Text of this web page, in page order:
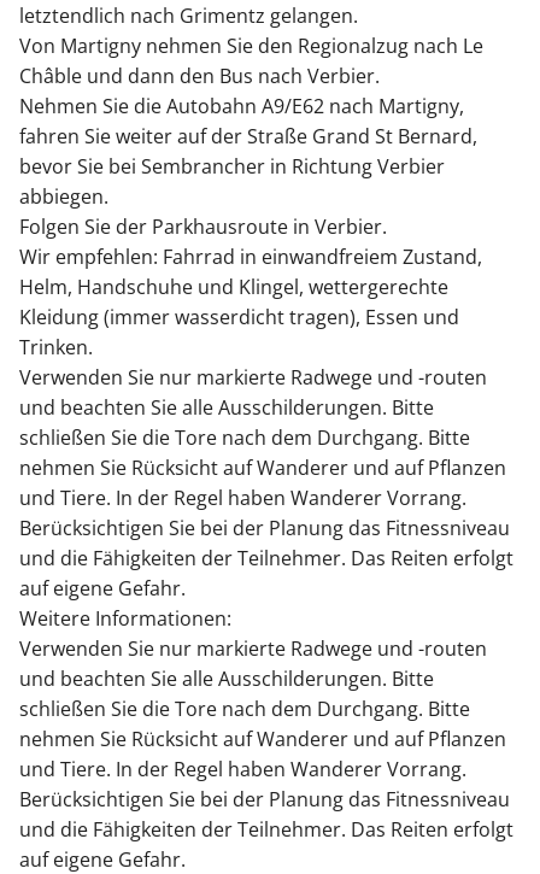
letztendlich nach Grimentz gelangen.
Von Martigny nehmen Sie den Regionalzug nach Le
Châble und dann den Bus nach Verbier.
Nehmen Sie die Autobahn A9/E62 nach Martigny,
fahren Sie weiter auf der Straße Grand St Bernard,
bevor Sie bei Sembrancher in Richtung Verbier
abbiegen.
Folgen Sie der Parkhausroute in Verbier.
Wir empfehlen: Fahrrad in einwandfreiem Zustand,
Helm, Handschuhe und Klingel, wettergerechte
Kleidung (immer wasserdicht tragen), Essen und
Trinken.
Verwenden Sie nur markierte Radwege und -routen
und beachten Sie alle Ausschilderungen. Bitte
schließen Sie die Tore nach dem Durchgang. Bitte
nehmen Sie Rücksicht auf Wanderer und auf Pflanzen
und Tiere. In der Regel haben Wanderer Vorrang.
Berücksichtigen Sie bei der Planung das Fitnessniveau
und die Fähigkeiten der Teilnehmer. Das Reiten erfolgt
auf eigene Gefahr.
Weitere Informationen:
Verwenden Sie nur markierte Radwege und -routen
und beachten Sie alle Ausschilderungen. Bitte
schließen Sie die Tore nach dem Durchgang. Bitte
nehmen Sie Rücksicht auf Wanderer und auf Pflanzen
und Tiere. In der Regel haben Wanderer Vorrang.
Berücksichtigen Sie bei der Planung das Fitnessniveau
und die Fähigkeiten der Teilnehmer. Das Reiten erfolgt
auf eigene Gefahr.